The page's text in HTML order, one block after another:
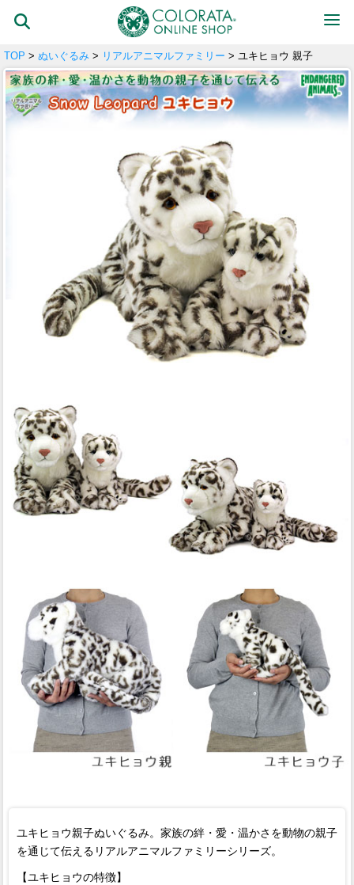
TOP > ぬいぐるみ > リアルアニマルファミリー > ユキヒョウ 親子
ユキヒョウ親子ぬいぐるみ。家族の絆・愛・温かさを動物の親子
を通じて伝えるリアルアニマルファミリーシリーズ。
【ユキヒョウの特徴】